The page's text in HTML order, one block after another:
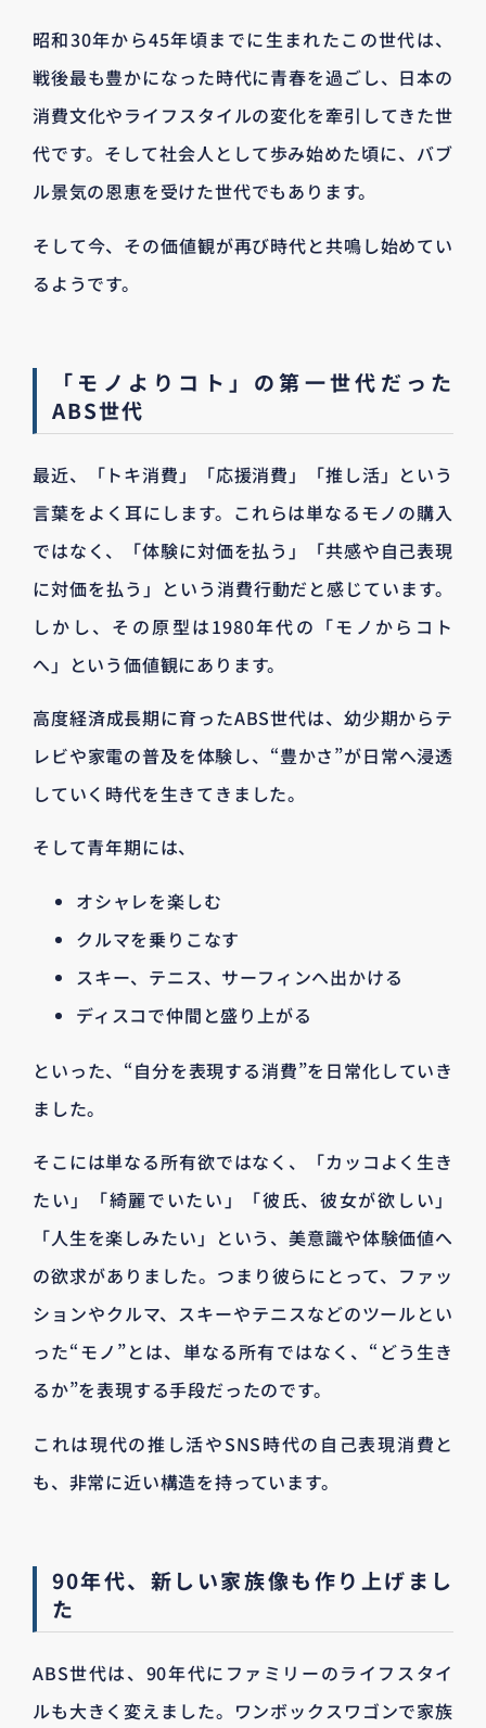
昭和30年から45年頃までに生まれたこの世代は、
戦後最も豊かになった時代に青春を過ごし、日本の
消費文化やライフスタイルの変化を牽引してきた世
代です。そして社会人として歩み始めた頃に、バブ
ル景気の恩恵を受けた世代でもあります。
そして今、その価値観が再び時代と共鳴し始めてい
るようです。
「モノよりコト」の第一世代だった
ABS世代
最近、「トキ消費」「応援消費」「推し活」という
言葉をよく耳にします。これらは単なるモノの購入
ではなく、「体験に対価を払う」「共感や自己表現
に対価を払う」という消費行動だと感じています。
しかし、その原型は1980年代の「モノからコト
へ」という価値観にあります。
高度経済成長期に育ったABS世代は、幼少期からテ
レビや家電の普及を体験し、“豊かさ”が日常へ浸透
していく時代を生きてきました。
そして青年期には、
オシャレを楽しむ
クルマを乗りこなす
スキー、テニス、サーフィンへ出かける
ディスコで仲間と盛り上がる
といった、“自分を表現する消費”を日常化していき
ました。
そこには単なる所有欲ではなく、「カッコよく生き
たい」「綺麗でいたい」「彼氏、彼女が欲しい」
「人生を楽しみたい」という、美意識や体験価値へ
の欲求がありました。つまり彼らにとって、ファッ
ションやクルマ、スキーやテニスなどのツールとい
った“モノ”とは、単なる所有ではなく、“どう生き
るか”を表現する手段だったのです。
これは現代の推し活やSNS時代の自己表現消費と
も、非常に近い構造を持っています。
90年代、新しい家族像も作り上げまし
た
ABS世代は、90年代にファミリーのライフスタイ
ルも大きく変えました。ワンボックスワゴンで家族